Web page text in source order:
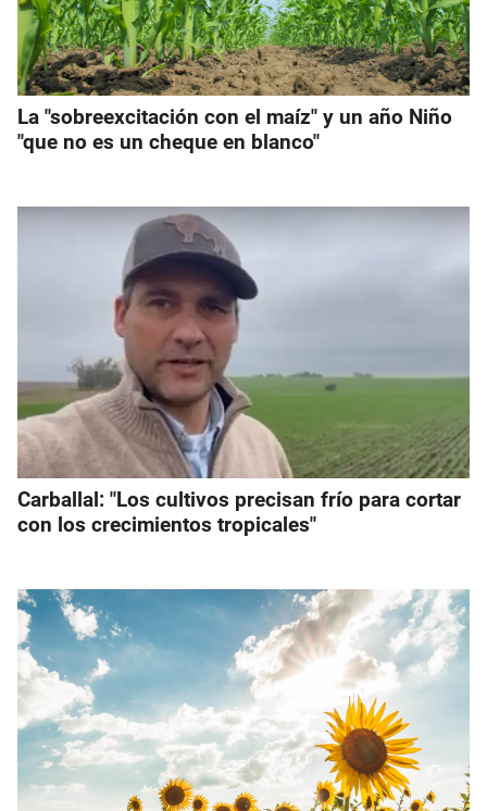
La "sobreexcitación con el maíz" y un año Niño
"que no es un cheque en blanco"
Carballal: "Los cultivos precisan frío para cortar
con los crecimientos tropicales"